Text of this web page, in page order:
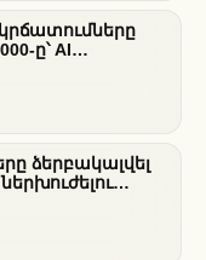
ը՝ AI
ֆոնին
ձերբակալվել